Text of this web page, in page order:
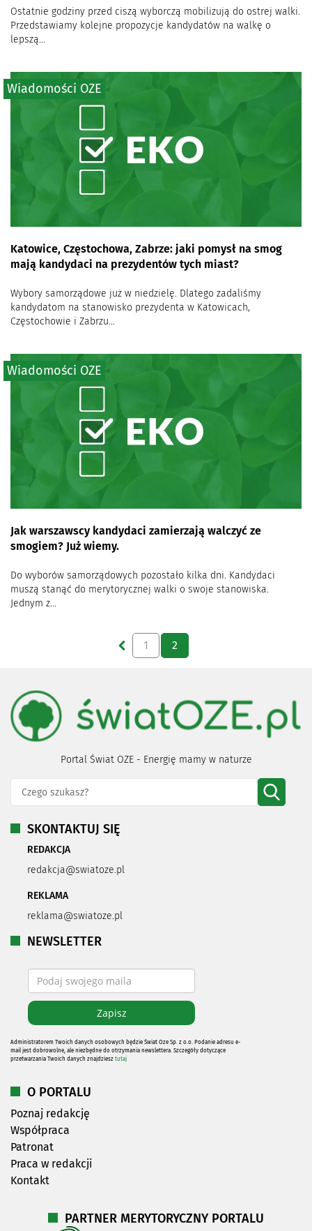
Ostatnie godziny przed ciszą wyborczą mobilizują do ostrej walki.
Przedstawiamy kolejne propozycje kandydatów na walkę o
lepszą...
Katowice, Częstochowa, Zabrze: jaki pomysł na smog
mają kandydaci na prezydentów tych miast?
Wybory samorządowe już w niedzielę. Dlatego zadaliśmy
kandydatom na stanowisko prezydenta w Katowicach,
Częstochowie i Zabrzu...
Wiadomości OZE
Jak warszawscy kandydaci zamierzają walczyć ze
smogiem? Już wiemy.
Do wyborów samorządowych pozostało kilka dni. Kandydaci
muszą stanąć do merytorycznej walki o swoje stanowiska.
Jednym z...
Wiadomości OZE
1 2
Portal Świat OZE - Energię mamy w naturze
SKONTAKTUJ SIĘ
REDAKCJA
redakcja@swiatoze.pl
REKLAMA
reklama@swiatoze.pl
NEWSLETTER
Administratorem Twoich danych osobowych będzie Świat Oze Sp. z o.o. Podanie adresu e-
mail jest dobrowolne, ale niezbędne do otrzymania newslettera. Szczegóły dotyczące
przetwarzania Twoich danych znajdziesz tutaj
O PORTALU
Poznaj redakcję
Współpraca
Patronat
Praca w redakcji
Kontakt
PARTNER MERYTORYCZNY PORTALU